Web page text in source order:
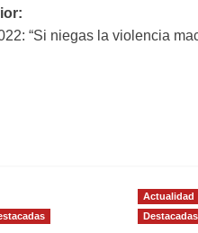
“Si niegas la violencia
Actualidad
Destacadas